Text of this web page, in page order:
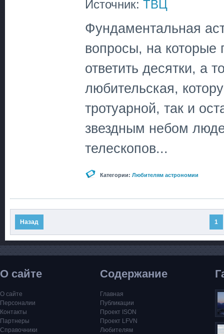
Источник: ТВЦ
Фундаментальная
вопросы, на
ответить десятки, а
любительская,
тротуарной, так и
звездным небом
телескопов...
Категории: Любителям астрономии
Назад 1
О сайте
О сайте
Персоналии
Контакты
Партнеры
Справочники
Содержание
Главная
Публикации
Проект ISON
Проект LFVN
Любителям